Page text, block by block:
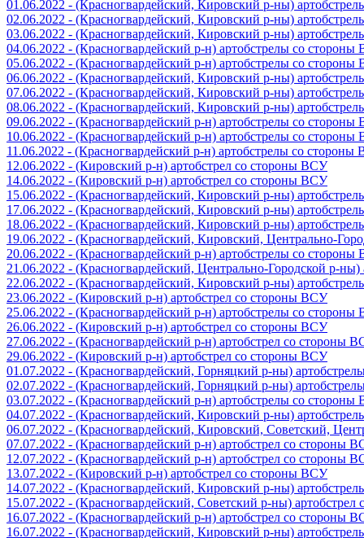
01.06.2022 - (Красногвардейский, Кировский р-ны)
02.06.2022 - (Красногвардейский, Кировский р-ны)
03.06.2022 - (Красногвардейский, Кировский р-ны)
04.06.2022 - (Красногвардейский р-н) артобстрелы со
05.06.2022 - (Красногвардейский р-н) артобстрелы со
06.06.2022 - (Красногвардейский, Кировский р-ны)
07.06.2022 - (Красногвардейский, Кировский р-ны)
08.06.2022 - (Красногвардейский, Кировский р-ны)
09.06.2022 - (Красногвардейский р-н) артобстрелы со
10.06.2022 - (Красногвардейский р-н) артобстрелы со
11.06.2022 - (Красногвардейский р-н) артобстрелы со стороны
12.06.2022 - (Кировский р-н) артобстрел со стороны ВСУ
14.06.2022 - (Кировский р-н) артобстрел со стороны ВСУ
15.06.2022 - (Красногвардейский, Кировский р-ны)
17.06.2022 - (Красногвардейский, Кировский р-ны)
18.06.2022 - (Красногвардейский, Кировский р-ны)
19.06.2022 - (Красногвардейский, Кировский, Центрально-
20.06.2022 - (Красногвардейский р-н) артобстрелы со
21.06.2022 - (Красногвардейский, Центрально-Городской р-
22.06.2022 - (Красногвардейский, Кировский р-ны)
23.06.2022 - (Кировский р-н) артобстрел со стороны ВСУ
25.06.2022 - (Красногвардейский р-н) артобстрелы со
26.06.2022 - (Кировский р-н) артобстрел со стороны ВСУ
27.06.2022 - (Красногвардейский р-н) артобстрел со стороны
29.06.2022 - (Кировский р-н) артобстрел со стороны ВСУ
01.07.2022 - (Красногвардейский, Горняцкий р-ны)
02.07.2022 - (Красногвардейский, Горняцкий р-ны)
03.07.2022 - (Красногвардейский р-н) артобстрелы со
04.07.2022 - (Красногвардейский, Кировский р-ны)
06.07.2022 - (Красногвардейский, Кировский, Советский,
07.07.2022 - (Красногвардейский р-н) артобстрел со стороны
12.07.2022 - (Красногвардейский р-н) артобстрел со стороны
13.07.2022 - (Кировский р-н) артобстрел со стороны ВСУ
14.07.2022 - (Красногвардейский, Кировский р-ны)
15.07.2022 - (Красногвардейский, Советский р-ны)
16.07.2022 - (Красногвардейский р-н) артобстрел со стороны
16.07.2022 - (Красногвардейский, Кировский р-ны)